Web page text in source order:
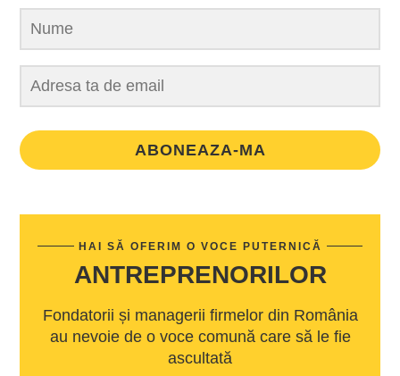
ABONEAZA-MA
HAI SĂ OFERIM O VOCE PUTERNICĂ
ANTREPRENORILOR
Fondatorii și managerii firmelor din România
au nevoie de o voce comună care să le fie
ascultată